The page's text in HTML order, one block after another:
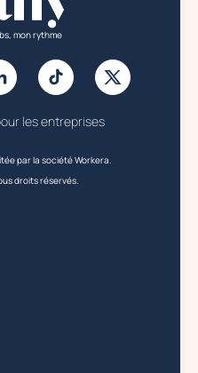
mon rythme
les entreprises
par la société Workera.
droits réservés.